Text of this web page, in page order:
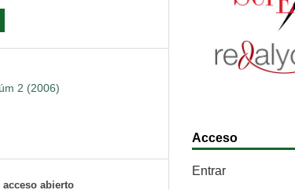
2 (2006)
acceso abierto
Acceso
Entrar